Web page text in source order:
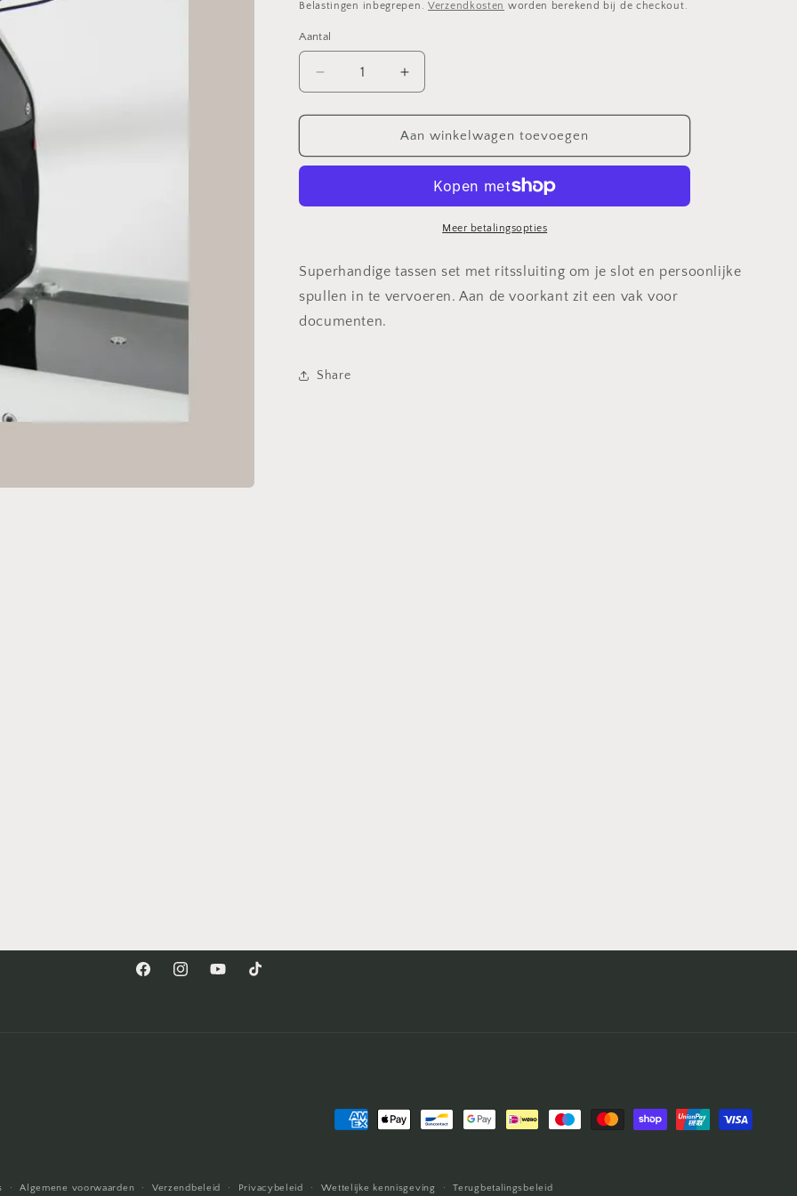
prijs
Belastingen inbegrepen. Verzendkosten worden berekend bij de checkout.
Aantal
Aantal
verlagen
voor
Panelbag
Aantal
verhogen
voor
Fahrer
Panelbag
Aan winkelwagen toevoegen
Meer betalingsopties
Superhandige tassen set met ritssluiting om je slot en persoonlijke
spullen in te vervoeren. Aan de voorkant zit een vak voor
documenten.
Share
FacebookInstagramYouTubeTikTok
Betaalmethoden
Algemene voorwaarden Verzendbeleid Privacybeleid Wettelijke kennisgeving Terugbetalingsbeleid